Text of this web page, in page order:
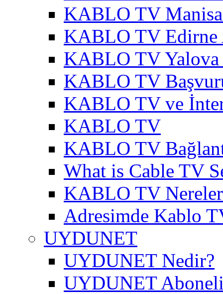
KABLO TV
KABLO TV Edirne
KABLO TV
KABLO TV
KABLO TV ve
KABLO TV
KABLO TV
What is Cable TV
KABLO TV
Adresimde Kablo
UYDUNET
UYDUNET Nedir?
UYDUNET